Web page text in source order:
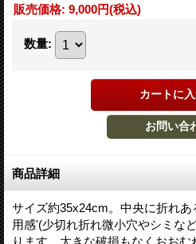
販売価格: 9,000円(税込)
数量:
商品詳細
サイズ約35x24cm。中央に折れ
用感'(少切れ折れ微小穴やシミな